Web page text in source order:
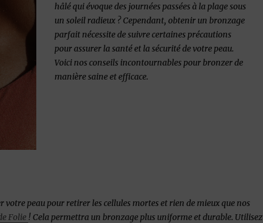
hâlé qui évoque des journées passées à la plage sous
un soleil radieux ? Cependant, obtenir un bronzage
parfait nécessite de suivre certaines précautions
pour assurer la santé et la sécurité de votre peau.
Voici nos conseils incontournables pour bronzer de
manière saine et efficace.
votre peau pour retirer les cellules mortes et rien de mieux que nos
Folie ! Cela permettra un bronzage plus uniforme et durable. Utilisez